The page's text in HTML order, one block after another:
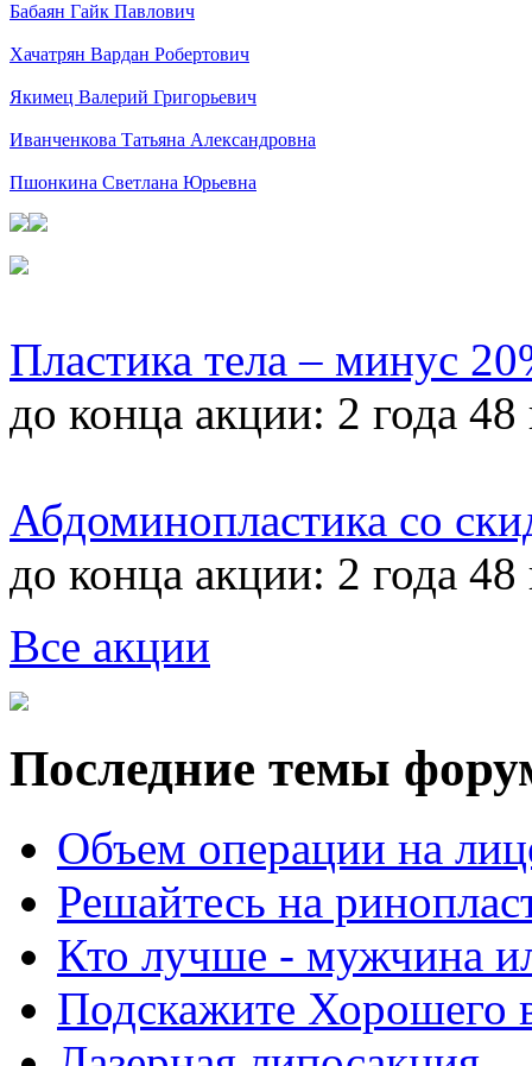
Бабаян Гайк Павлович
Хачатрян Вардан Робертович
Якимец Валерий Григорьевич
Иванченкова Татьяна Александровна
Пшонкина Светлана Юрьевна
Пластика тела – минус
до конца акции: 2 года 48
Абдоминопластика со
до конца акции: 2 года 48
Все акции
Последние темы
Объем операции на
Решайтесь на
Кто лучше - мужчина
Подскажите Хорошего